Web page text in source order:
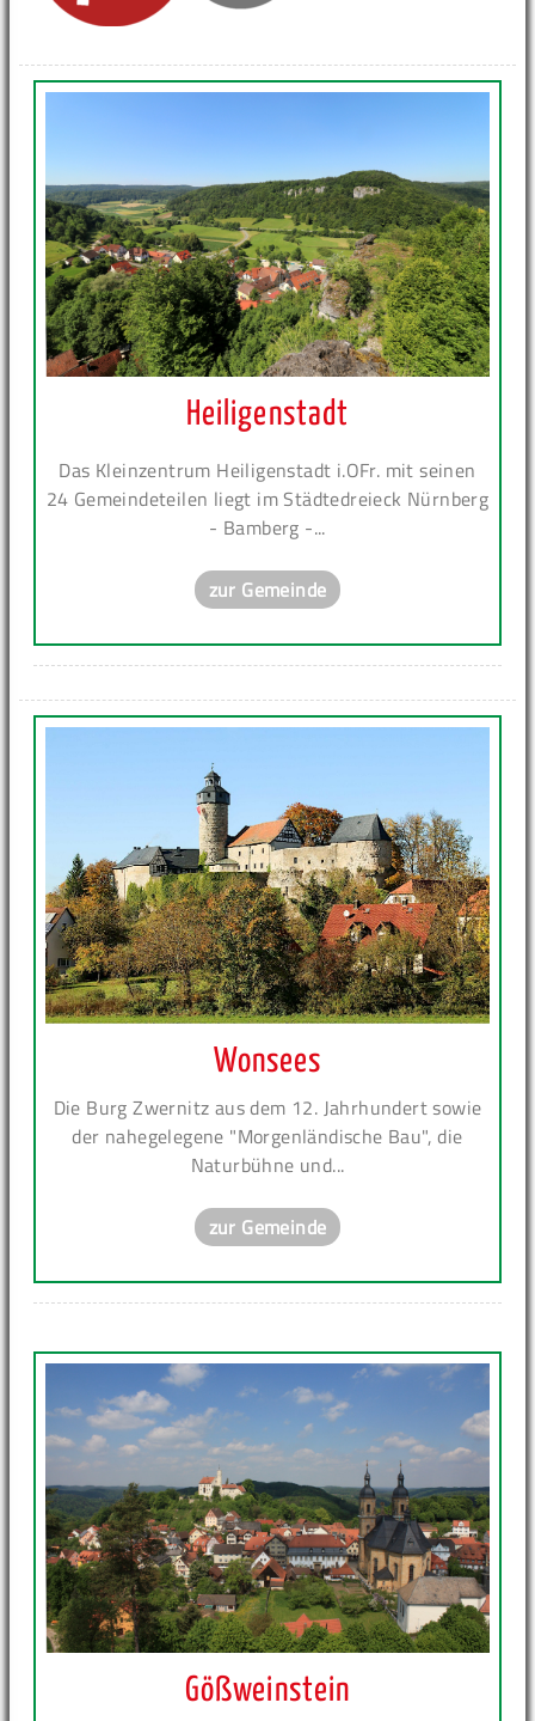
Heiligenstadt
Das Kleinzentrum Heiligenstadt i.OFr. mit seinen
24 Gemeindeteilen liegt im Städtedreieck Nürnberg
- Bamberg -...
zur Gemeinde
Wonsees
Die Burg Zwernitz aus dem 12. Jahrhundert sowie
der nahegelegene "Morgenländische Bau", die
Naturbühne und...
zur Gemeinde
Gößweinstein